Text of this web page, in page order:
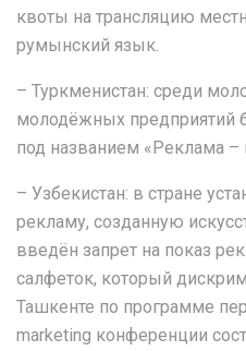
квоты на трансляцию
румынский язык.
– Туркменистан: среди
молодёжных предприятий
под названием «Реклама –
– Узбекистан: в стране
рекламу, созданную
введён запрет на показ
салфеток, который
Ташкенте по программе
marketing конференции